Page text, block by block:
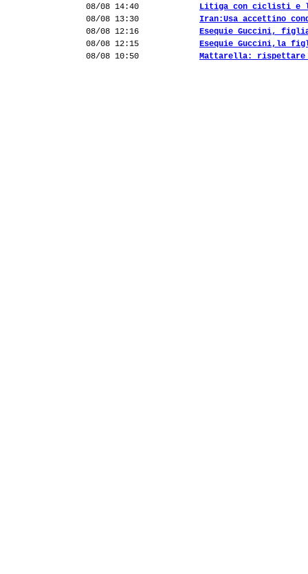
08/08 14:40
Litiga con ciclisti
08/08 13:30
Iran:Usa accettino
08/08 12:16
Esequie Guccini,
08/08 12:15
Esequie Guccini,la
08/08 10:50
Mattarella: